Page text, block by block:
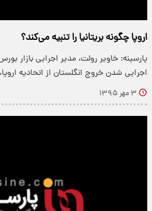
اروپا چگونه بریتانیا را تنبیه می‌کند؟
پارسینه: خاویر رولت، مدیر اجرایی بازار
اجرایی شدن خروج انگلستان از اتحادیه
۳ مهر ۱۳۹۵